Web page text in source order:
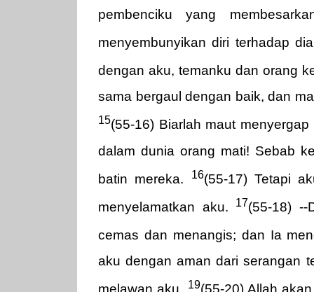
pembenciku yang
menyembunyikan diri terhadap
dengan aku, temanku dan orang
sama bergaul dengan baik, dan
15(55-16) Biarlah maut
dalam dunia orang mati! Sebab
batin mereka.
16(55-17) Tetapi
menyelamatkan aku.
17(55-18)
cemas dan menangis; dan Ia
aku dengan aman dari serangan
19